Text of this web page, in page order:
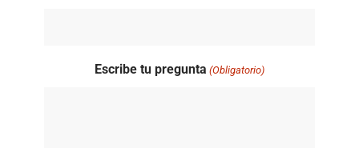
Escribe tu pregunta (Obligatorio)